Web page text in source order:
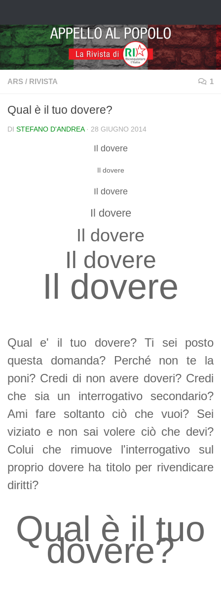
ARS / RIVISTA 1
Qual è il tuo dovere?
DI STEFANO D'ANDREA · 28 GIUGNO 2014
Il dovere
Il dovere
Il dovere
Il dovere
Il dovere
Il dovere
Il dovere
Qual e' il tuo dovere? Ti sei posto
questa domanda? Perché non te la
poni? Credi di non avere doveri? Credi
che sia un interrogativo secondario?
Ami fare soltanto ciò che vuoi? Sei
viziato e non sai volere ciò che devi?
Colui che rimuove l'interrogativo sul
proprio dovere ha titolo per rivendicare
diritti?
Qual è il tuo
dovere?